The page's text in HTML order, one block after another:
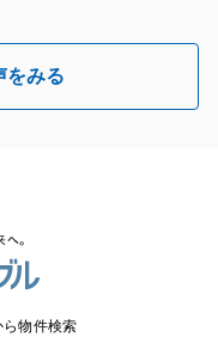
をみる
物件検索